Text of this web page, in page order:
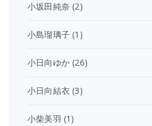
小坂田純奈 (2)
小島瑠璃子 (1)
小日向ゆか (26)
小日向結衣 (3)
小柴美羽 (1)